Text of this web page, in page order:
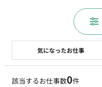
該当するお仕事数0件
気になったお仕事